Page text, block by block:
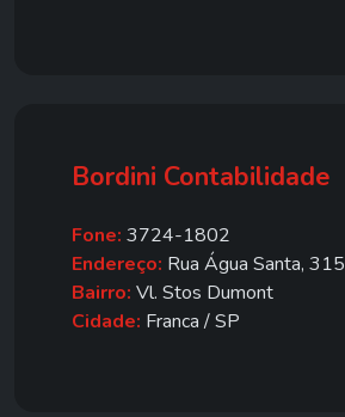
Bordini Contabilidade
Fone: 3724-1802
Endereço: Rua Água Santa, 315
Bairro: Vl. Stos Dumont
Cidade: Franca / SP